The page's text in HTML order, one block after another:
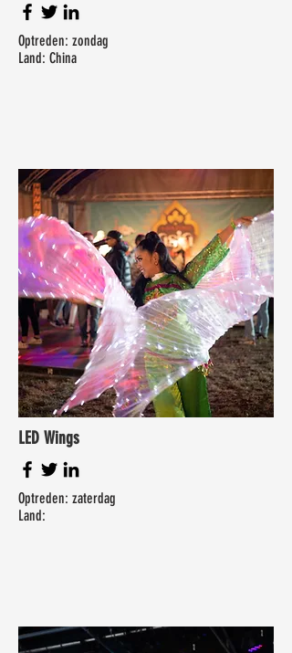
Optreden: zondag
Land: China
LED Wings
Optreden: zaterdag
Land: